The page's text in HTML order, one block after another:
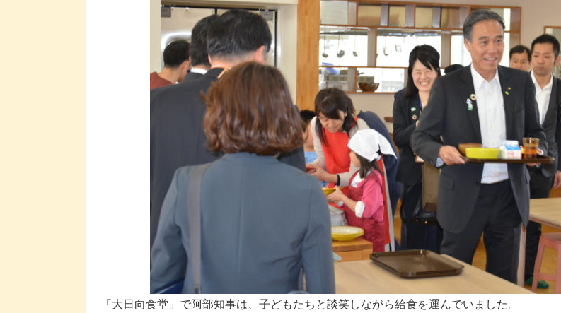
「大日向食堂」で阿部知事は、子どもたちと談笑しながら給食を運んでいました。